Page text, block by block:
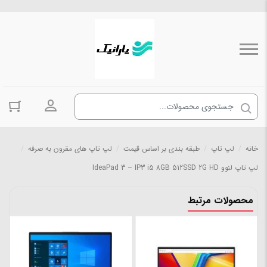
ورود به
خانه لپ تاپ طبقه بندی بر اساس قیمت لپ تاپ های مقرون به صرفه
لپ تاپ لنوو IdeaPad 3 – IP3 i5 8GB 512SSD 2G HD
محصولات مرتبط